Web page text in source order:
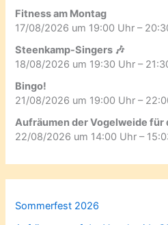
Fitness am Montag
17/08/2026 um 19:00 Uhr –
Steenkamp-Singers 🎶
18/08/2026 um 19:30 Uhr –
Bingo!
21/08/2026 um 19:00 Uhr –
Aufräumen der Vogelweide für
22/08/2026 um 14:00 Uhr –
Sommerfest 2026